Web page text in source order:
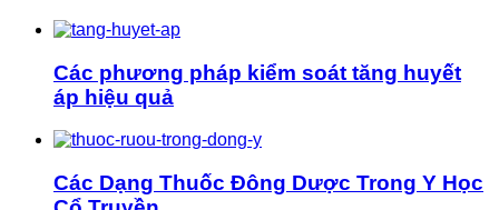
Các phương pháp kiểm soát tăng huyết
áp hiệu quả
Các Dạng Thuốc Đông Dược Trong Y Học